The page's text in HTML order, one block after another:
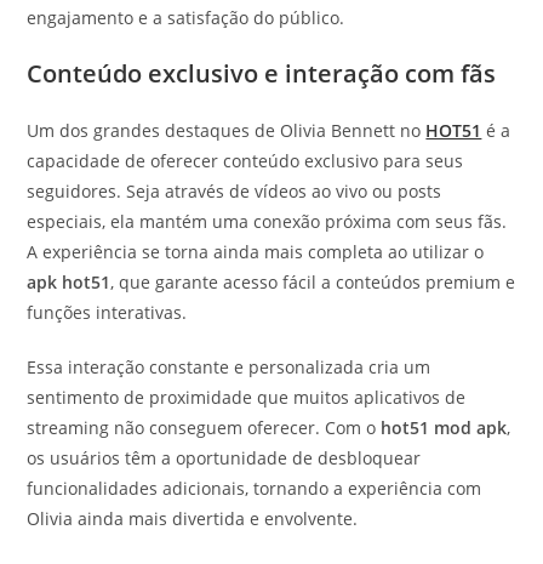
engajamento e a satisfação do público.
Conteúdo exclusivo e interação com fãs
Um dos grandes destaques de Olivia Bennett no HOT51 é a
capacidade de oferecer conteúdo exclusivo para seus
seguidores. Seja através de vídeos ao vivo ou posts
especiais, ela mantém uma conexão próxima com seus fãs.
A experiência se torna ainda mais completa ao utilizar o
apk hot51, que garante acesso fácil a conteúdos premium e
funções interativas.
Essa interação constante e personalizada cria um
sentimento de proximidade que muitos aplicativos de
streaming não conseguem oferecer. Com o hot51 mod apk,
os usuários têm a oportunidade de desbloquear
funcionalidades adicionais, tornando a experiência com
Olivia ainda mais divertida e envolvente.